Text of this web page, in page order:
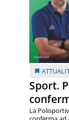
Sport.
La